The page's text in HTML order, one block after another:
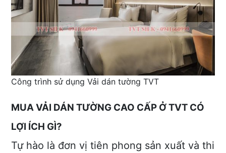
Công trình sử dụng Vải dán tường TVT
MUA VẢI DÁN TƯỜNG CAO CẤP Ở TVT CÓ
LỢI ÍCH GÌ?
Tự hào là đơn vị tiên phong sản xuất và thi